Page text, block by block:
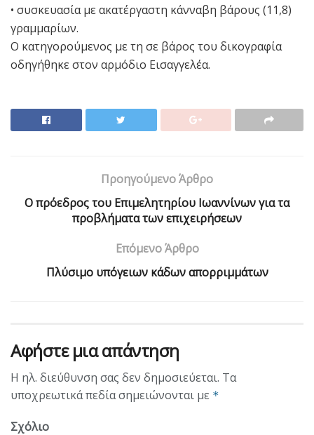
• συσκευασία με ακατέργαστη κάνναβη βάρους (11,8)
γραμμαρίων.
Ο κατηγορούμενος με τη σε βάρος του δικογραφία
οδηγήθηκε στον αρμόδιο Εισαγγελέα.
Προηγούμενο Άρθρο
O πρόεδρος του Επιμελητηρίου Ιωαννίνων για τα
προβλήματα των επιχειρήσεων
Επόμενο Άρθρο
Πλύσιμο υπόγειων κάδων απορριμμάτων
Αφήστε μια απάντηση
Η ηλ. διεύθυνση σας δεν δημοσιεύεται. Τα
υποχρεωτικά πεδία σημειώνονται με *
Σχόλιο